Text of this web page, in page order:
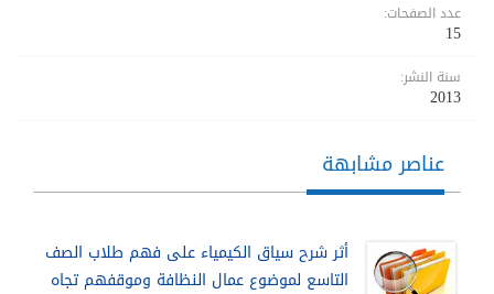
عدد الصفحات:
15
سنة النشر:
2013
عناصر مشابهة
أثر شرح سياق الكيمياء على فهم طلاب الصف
التاسع لموضوع عمال النظافة وموقفهم تجاه